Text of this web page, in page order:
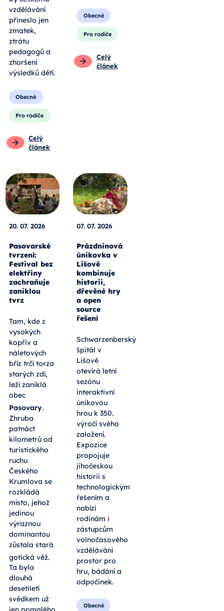
vzdělávání
přineslo jen
zmatek,
ztrátu
pedagogů a
zhoršení
výsledků dětí.
Obecné
Pro rodiče
Celý
článek
Obecné
Pro rodiče
Celý
článek
20. 07. 2026
Pasovarské
tvrzení:
Festival bez
elektřiny
zachraňuje
zaniklou
tvrz
Tam, kde z
vysokých
kopřiv a
náletových
bříz trčí torza
starých zdí,
leží zaniklá
obec
Pasovary.
Zhruba
patnáct
kilometrů od
turistického
ruchu
Českého
Krumlova se
rozkládá
místo, jehož
jedinou
výraznou
dominantou
zůstala stará
gotická věž.
Ta byla
dlouhá
desetiletí
svědkem už
07. 07. 2026
Prázdninová
únikovka v
Lišově
kombinuje
historii,
dřevěné hry
a open
source
řešení
Schwarzenberský
špitál v
Lišově
otevírá letní
sezónu
interaktivní
únikovou
hrou k 350.
výročí svého
založení.
Expozice
propojuje
jihočeskou
historii s
technologickým
řešením a
nabízí
rodinám i
zástupcům
volnočasového
vzdělávání
prostor pro
hru, bádání a
odpočinek.
Obecné